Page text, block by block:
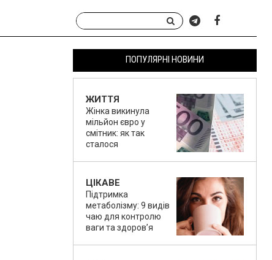
ПОПУЛЯРНІ НОВИНИ
ЖИТТЯ
Жінка викинула
мільйон євро у
смітник: як так
сталося
ЦІКАВЕ
Підтримка
метаболізму: 9 видів
чаю для контролю
ваги та здоров’я